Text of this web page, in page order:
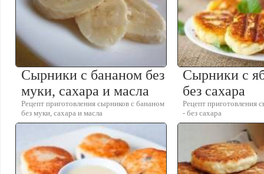
Сырники с бананом без
муки, сахара и масла
Рецепт приготовления сырников с бананом
без муки, сахара и масла
Сырники с
без сахара
Рецепт приготовления
- без сахара